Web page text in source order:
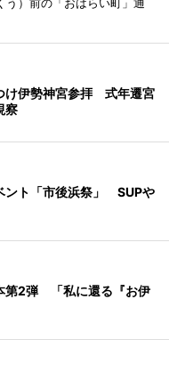
け伊勢神宮参拝 式年遷宮
察
ント「市後浜祭」 SUPや
第2弾 「私に還る『お伊